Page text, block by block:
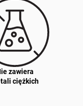
zawiera
ciężkich